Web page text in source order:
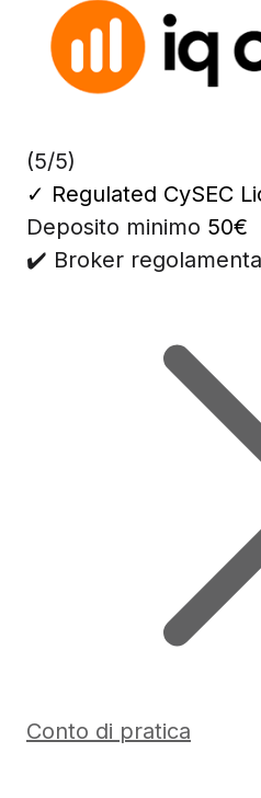
(5/5)
✓ Regulated CySEC
Deposito minimo 50€
✔️ Broker
Conto di pratica